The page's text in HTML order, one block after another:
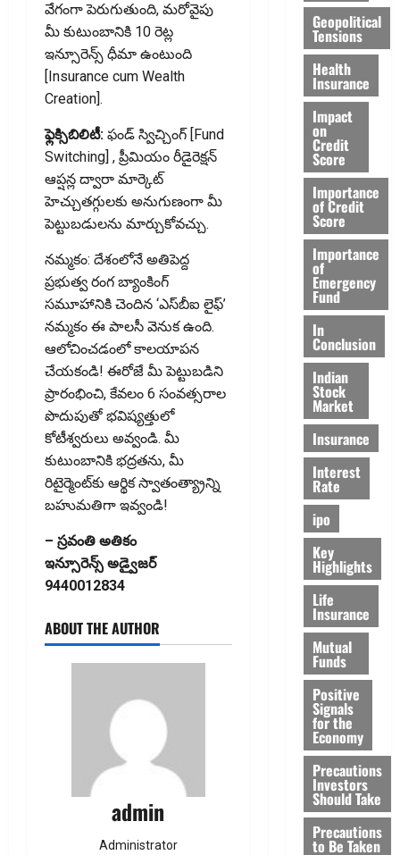
వేగంగా పెరుగుతుంది, మరోవైపు
మీ కుటుంబానికి 10 రెట్ల
ఇన్సూరెన్స్ ధీమా ఉంటుంది
[Insurance cum Wealth
Creation].
ఫ్లెక్సిబిలిటీ: ఫండ్ స్విచ్చింగ్ [Fund
Switching] , ప్రీమియం రీడైరెక్షన్
ఆప్షన్ల ద్వారా మార్కెట్
హెచ్చుతగ్గులకు అనుగుణంగా మీ
పెట్టుబడులను మార్చుకోవచ్చు.
నమ్మకం: దేశంలోనే అతిపెద్ద
ప్రభుత్వ రంగ బ్యాంకింగ్
సమూహానికి చెందిన ‘ఎస్‌బీఐ లైఫ్’
నమ్మకం ఈ పాలసీ వెనుక ఉంది.
ఆలోచించడంలో కాలయాపన
చేయకండి! ఈరోజే మీ పెట్టుబడిని
ప్రారంభించి, కేవలం 6 సంవత్సరాల
పొదుపుతో భవిష్యత్తులో
కోటీశ్వరులు అవ్వండి. మీ
కుటుంబానికి భద్రతను, మీ
రిటైర్మెంట్‌కు ఆర్థిక స్వాతంత్య్రాన్ని
బహుమతిగా ఇవ్వండి!
– స్ర‌వంతి అతికం
ఇన్సూరెన్స్ అడ్వైజ‌ర్
9440012834
ABOUT THE AUTHOR
admin
Administrator
Geopolitical
Tensions
Health
Insurance
Impact
on
Credit
Score
Importance
of Credit
Score
Importance
of
Emergency
Fund
In
Conclusion
Indian
Stock
Market
Insurance
Interest
Rate
ipo
Key
Highlights
Life
Insurance
Mutual
Funds
Positive
Signals
for the
Economy
Precautions
Investors
Should Take
Precautions
to Be Taken